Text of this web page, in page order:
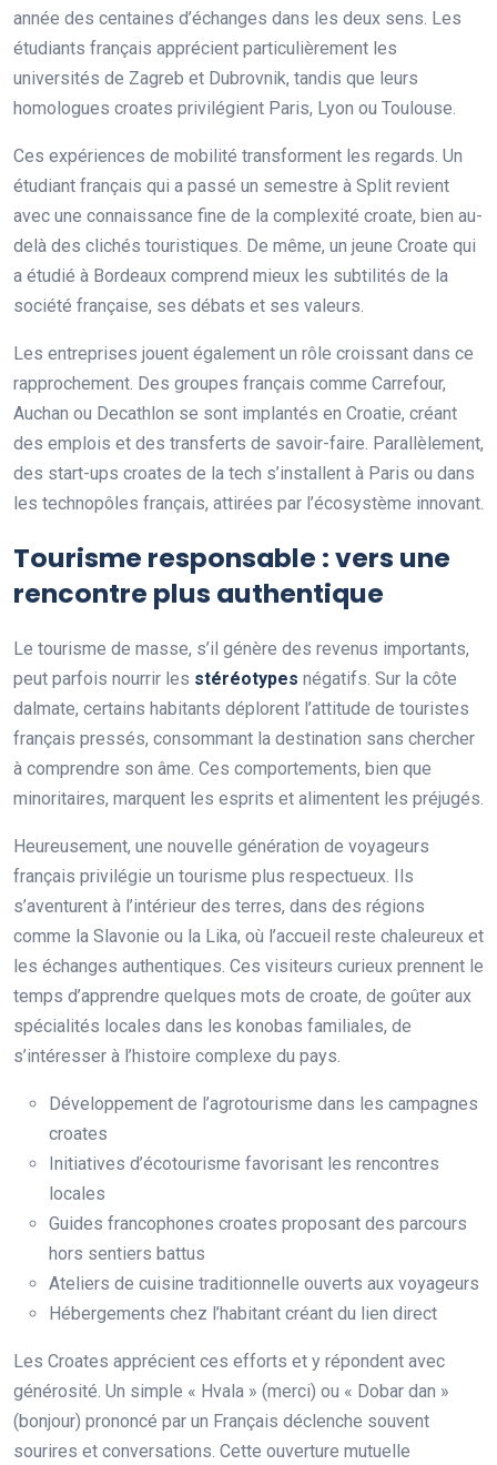
année des centaines d’échanges dans les deux sens. Les
étudiants français apprécient particulièrement les
universités de Zagreb et Dubrovnik, tandis que leurs
homologues croates privilégient Paris, Lyon ou Toulouse.
Ces expériences de mobilité transforment les regards. Un
étudiant français qui a passé un semestre à Split revient
avec une connaissance fine de la complexité croate, bien au-
delà des clichés touristiques. De même, un jeune Croate qui
a étudié à Bordeaux comprend mieux les subtilités de la
société française, ses débats et ses valeurs.
Les entreprises jouent également un rôle croissant dans ce
rapprochement. Des groupes français comme Carrefour,
Auchan ou Decathlon se sont implantés en Croatie, créant
des emplois et des transferts de savoir-faire. Parallèlement,
des start-ups croates de la tech s’installent à Paris ou dans
les technopôles français, attirées par l’écosystème innovant.
Tourisme responsable : vers une
rencontre plus authentique
Le tourisme de masse, s’il génère des revenus importants,
peut parfois nourrir les stéréotypes négatifs. Sur la côte
dalmate, certains habitants déplorent l’attitude de touristes
français pressés, consommant la destination sans chercher
à comprendre son âme. Ces comportements, bien que
minoritaires, marquent les esprits et alimentent les préjugés.
Heureusement, une nouvelle génération de voyageurs
français privilégie un tourisme plus respectueux. Ils
s’aventurent à l’intérieur des terres, dans des régions
comme la Slavonie ou la Lika, où l’accueil reste chaleureux et
les échanges authentiques. Ces visiteurs curieux prennent le
temps d’apprendre quelques mots de croate, de goûter aux
spécialités locales dans les konobas familiales, de
s’intéresser à l’histoire complexe du pays.
Développement de l’agrotourisme dans les campagnes
croates
Initiatives d’écotourisme favorisant les rencontres
locales
Guides francophones croates proposant des parcours
hors sentiers battus
Ateliers de cuisine traditionnelle ouverts aux voyageurs
Hébergements chez l’habitant créant du lien direct
Les Croates apprécient ces efforts et y répondent avec
générosité. Un simple « Hvala » (merci) ou « Dobar dan »
(bonjour) prononcé par un Français déclenche souvent
sourires et conversations. Cette ouverture mutuelle